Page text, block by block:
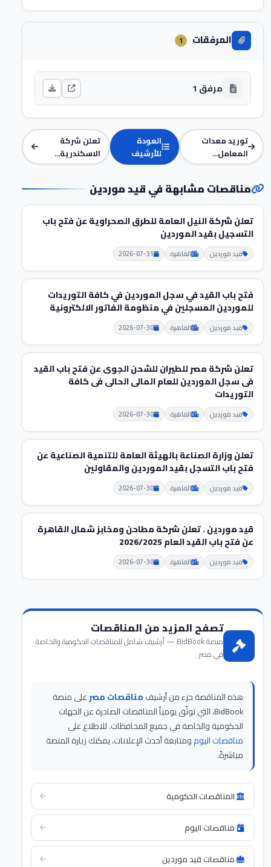
المرفقات 1
مرفق 1
توريد معدات
المعامل...
العودة
للأرشيف
تعلن شركة
الاسكندرية...
مناقصات مشابهة في قيد موردين
تعلن شركة النيل العامة للطرق الصحراوية عن فتح باب
التسجيل بقيد الموردين
قيد موردين القاهرة 2026-07-31
فتح باب القيد في سجل الموردين في كافة التوريدات
للموردين المسجلين في منظومة الفاتور الالكترونية
قيد موردين القاهرة 2026-07-30
تعلن شركة مصر للطيران للشحن الجوى عن فتح باب القيد
فى سجل الموردين للعام المالى الحالى فى كافة
التوريدات
قيد موردين القاهرة 2026-07-30
تعلن وزارة الصناعة بالهيئة العامة للتنمية الصناعية عن
فتح باب التسجل بقيد الموردين والمقاولين
قيد موردين القاهرة 2026-07-30
قيد موردين . تعلن شركة مطاحن ومخابز شمال القاهرة
عن فتح باب القيد العام 2026/2025
قيد موردين القاهرة 2026-07-30
تصفح المزيد من المناقصات
منصة BidBook — أرشيف شامل للمناقصات الحكومية والخاصة
في مصر
هذه المناقصة جزء من أرشيفمناقصات مصرعلى منصة
BidBook، التي توثّق يومياً المناقصات الصادرة عن الجهات
الحكومية والخاصة في جميع المحافظات. للاطلاع على
مناقصات اليومومتابعة أحدث الإعلانات، يمكنك زيارة المنصة
مباشرةً.
المناقصات الحكومية
مناقصات اليوم
مناقصات قيد موردين